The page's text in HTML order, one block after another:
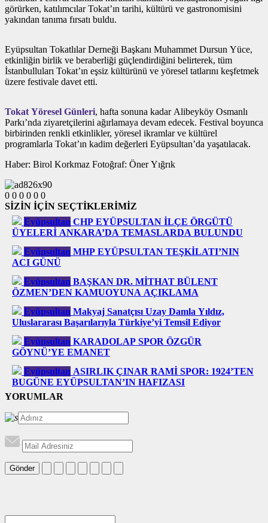
görürken, katılımcılar Tokat’ın tarihi, kültürü ve gastronomisini
yakından tanıma fırsatı buldu.
Eyüpsultan Tokatlılar Derneği Başkanı Muhammet Dursun Yüce,
etkinliğin birlik ve beraberliği güçlendirdiğini belirterek, tüm
İstanbulluları Tokat’ın eşsiz kültürünü ve yöresel tatlarını keşfetmek
üzere festivale davet etti.
Tokat Yöresel Günleri, hafta sonuna kadar Alibeyköy Osmanlı
Parkı’nda ziyaretçilerini ağırlamaya devam edecek. Festival boyunca
birbirinden renkli etkinlikler, yöresel ikramlar ve kültürel
programlarla Tokat’ın kadim değerleri Eyüpsultan’da yaşatılacak.
Haber: Birol Korkmaz Fotoğraf: Öner Yığrık
0 0 0 0 0 0
SİZİN İÇİN SEÇTİKLERİMİZ
Eyüpsultan CHP EYÜPSULTAN İLÇE ÖRGÜTÜ
ÜYELERİ ANKARA’DA TEMASLARDA BULUNDU
Eyüpsultan MHP EYÜPSULTAN TEŞKİLATI’NIN
ACI GÜNÜ
Eyüpsultan BAŞKAN DR. MİTHAT BÜLENT
ÖZMEN’DEN KAMUOYUNA AÇIKLAMA
Eyüpsultan Makyaj Sanatçısı Uzay Damla Yıldız,
Uluslararası Başarılarıyla Türkiye’yi Temsil Ediyor
Eyüpsultan KARADOLAP SPOR ÖZGÜR
GÖYNÜ’YE EMANET
Eyüpsultan ASIRLIK ÇINAR RAMİ SPOR: 1924’TEN
BUGÜNE EYÜPSULTAN’IN HAFIZASI
YORUMLAR
Gönder